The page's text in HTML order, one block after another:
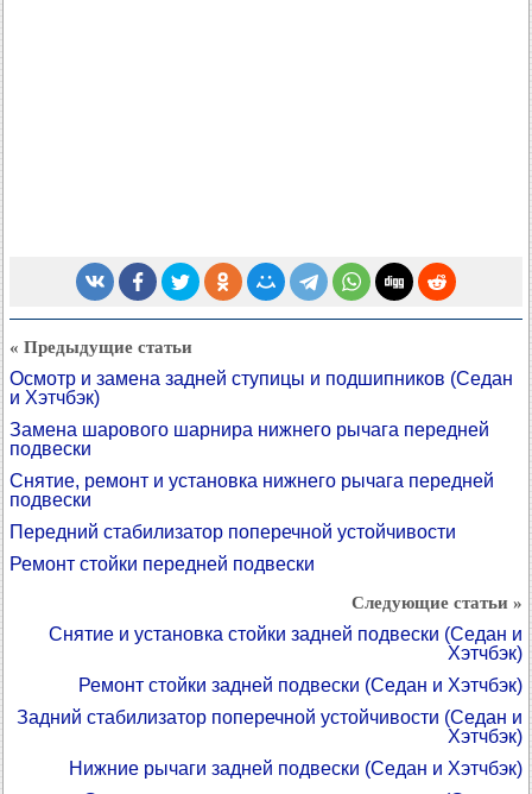
« Предыдущие статьи
Осмотр и замена задней ступицы и подшипников (Седан
и Хэтчбэк)
Замена шарового шарнира нижнего рычага передней
подвески
Снятие, ремонт и установка нижнего рычага передней
подвески
Передний стабилизатор поперечной устойчивости
Ремонт стойки передней подвески
Следующие статьи »
Снятие и установка стойки задней подвески (Седан и
Хэтчбэк)
Ремонт стойки задней подвески (Седан и Хэтчбэк)
Задний стабилизатор поперечной устойчивости (Седан и
Хэтчбэк)
Нижние рычаги задней подвески (Седан и Хэтчбэк)